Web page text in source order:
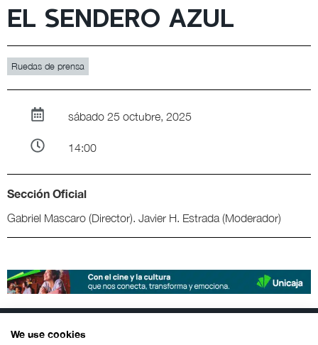
EL SENDERO AZUL
Ruedas de prensa
sábado 25 octubre, 2025
14:00
Sección Oficial
Gabriel Mascaro (Director). Javier H. Estrada (Moderador)
We use cookies